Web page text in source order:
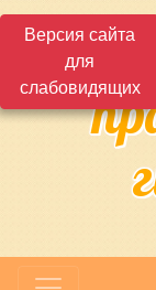
Версия сайта
для
слабовидящих